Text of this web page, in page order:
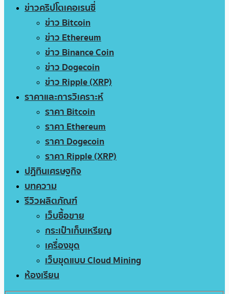
ข่าวคริปโตเคอเรนซี่
ข่าว Bitcoin
ข่าว Ethereum
ข่าว Binance Coin
ข่าว Dogecoin
ข่าว Ripple (XRP)
ราคาและการวิเคราะห์
ราคา Bitcoin
ราคา Ethereum
ราคา Dogecoin
ราคา Ripple (XRP)
ปฏิทินเศรษฐกิจ
บทความ
รีวิวผลิตภัณฑ์
เว็บซื้อขาย
กระเป๋าเก็บเหรียญ
เครื่องขุด
เว็บขุดแบบ Cloud Mining
ห้องเรียน